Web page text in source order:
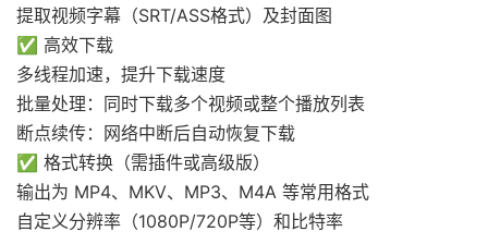
提取视频字幕（SRT/ASS格式）及封面图
✅ 高效下载
多线程加速，提升下载速度
批量处理：同时下载多个视频或整个播放列表
断点续传：网络中断后自动恢复下载
✅ 格式转换（需插件或高级版）
输出为 MP4、MKV、MP3、M4A 等常用格式
自定义分辨率（1080P/720P等）和比特率